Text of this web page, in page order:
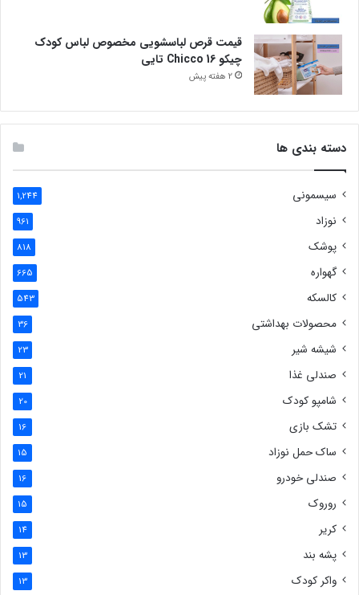
قیمت قرص لباسشویی مخصوص لباس کودک
چیکو Chicco 16 تایی
2 هفته پیش
دسته بندی ها
سیسمونی 1,244
نوزاد 961
پوشک 818
گهواره 665
کالسکه 543
محصولات بهداشتی 36
شیشه شیر 23
صندلی غذا 21
شامپو کودک 20
تشک بازی 16
ساک حمل نوزاد 15
صندلی خودرو 16
روروک 15
کریر 14
پشه بند 13
واکر کودک 13